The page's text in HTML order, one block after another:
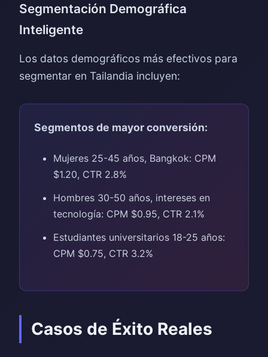
Segmentación Demográfica
Inteligente
Los datos demográficos más efectivos para
segmentar en Tailandia incluyen:
Segmentos de mayor conversión:
Mujeres 25-45 años, Bangkok: CPM
$1.20, CTR 2.8%
Hombres 30-50 años, intereses en
tecnología: CPM $0.95, CTR 2.1%
Estudiantes universitarios 18-25 años:
CPM $0.75, CTR 3.2%
Casos de Éxito Reales